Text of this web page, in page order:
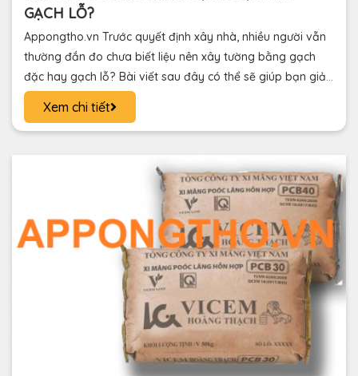
GẠCH LỖ?
Appongtho.vn Trước quyết định xây nhà, nhiều người vẫn
thường đắn đo chưa biết liệu nên xây tường bằng gạch
đặc hay gạch lỗ? Bài viết sau đây có thể sẽ giúp bạn giải
đáp thắc mắc này!
Xem chi tiết